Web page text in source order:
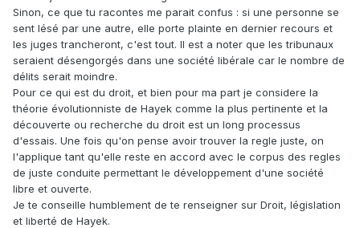
Sinon, ce que tu racontes me parait confus : si une personne se
sent lésé par une autre, elle porte plainte en dernier recours et
les juges trancheront, c'est tout. Il est a noter que les tribunaux
seraient désengorgés dans une société libérale car le nombre de
délits serait moindre.
Pour ce qui est du droit, et bien pour ma part je considere la
théorie évolutionniste de Hayek comme la plus pertinente et la
découverte ou recherche du droit est un long processus
d'essais. Une fois qu'on pense avoir trouver la regle juste, on
l'applique tant qu'elle reste en accord avec le corpus des regles
de juste conduite permettant le développement d'une société
libre et ouverte.
Je te conseille humblement de te renseigner sur Droit, législation
et liberté de Hayek.